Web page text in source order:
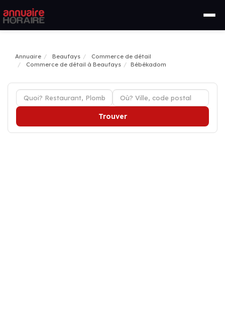
Annuaire Beaufays
Commerce de détail
Commerce de détail à Beaufays
Bébékadom
Trouver